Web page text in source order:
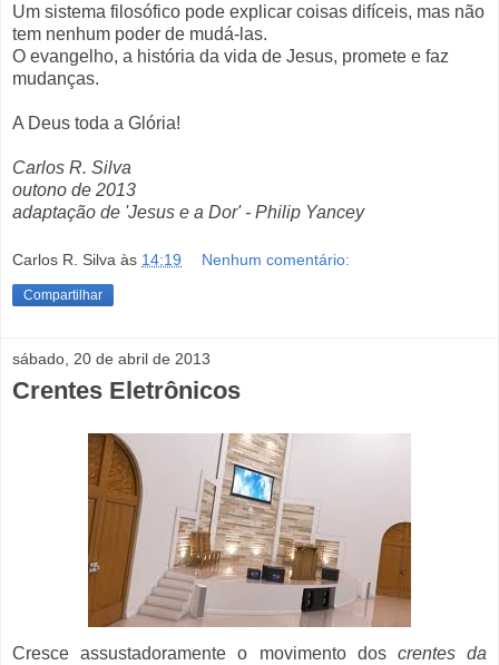
Um sistema filosófico pode explicar coisas difíceis, mas não
tem nenhum poder de mudá-las.
O evangelho, a história da vida de Jesus, promete e faz
mudanças.
A Deus toda a Glória!
Carlos R. Silva
outono de 2013
adaptação de 'Jesus e a Dor' - Philip Yancey
Carlos R. Silva às 14:19 Nenhum comentário:
Compartilhar
sábado, 20 de abril de 2013
Crentes Eletrônicos
Cresce assustadoramente o movimento dos crentes da